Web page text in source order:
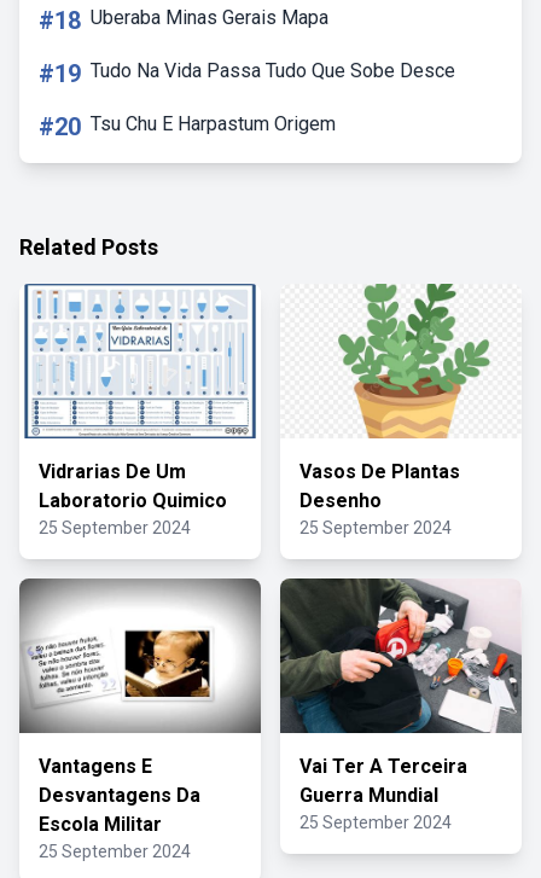
#18 Uberaba Minas Gerais Mapa
#19 Tudo Na Vida Passa Tudo Que Sobe Desce
#20 Tsu Chu E Harpastum Origem
Related Posts
Vidrarias De Um
Laboratorio Quimico
25 September 2024
Vasos De Plantas
Desenho
25 September 2024
Vantagens E
Desvantagens Da
Escola Militar
25 September 2024
Vai Ter A Terceira
Guerra Mundial
25 September 2024